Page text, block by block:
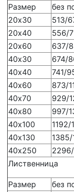
Размер
без
20х30
513/
20х40
556/
20х60
637/
40х30
674/
40х40
741/
40х60
873/
40х70
929/
40х80
997/
40х100
1192/
40х130
40х250
Лиственница
Размер
без